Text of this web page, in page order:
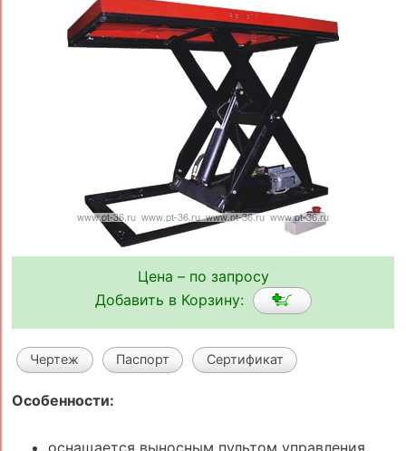
Цена – по запросу
Добавить в Корзину:
Чертеж Паспорт Сертификат
Особенности: